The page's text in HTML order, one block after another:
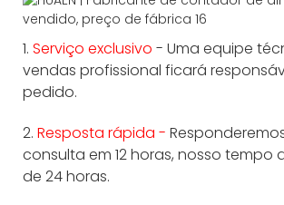
1. Serviço exclusivo - Uma equipe
vendas profissional ficará
pedido.
2. Resposta rápida -
consulta em 12 horas, nosso tempo
de 24 horas.